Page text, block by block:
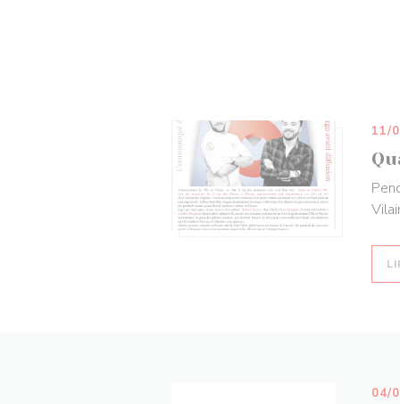
11/
04/